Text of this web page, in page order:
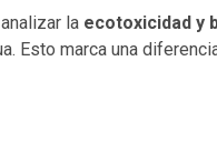
la ecotoxicidad y
Esto marca una